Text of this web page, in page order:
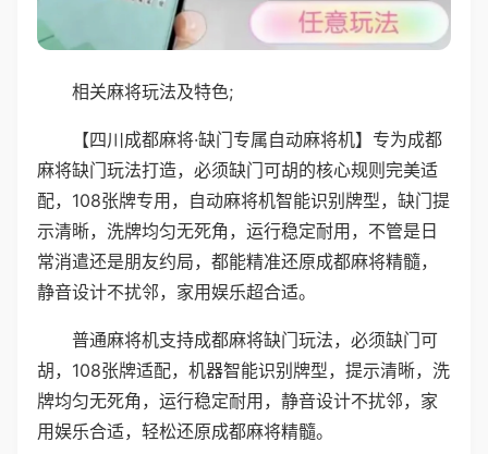
相关麻将玩法及特色;
【四川成都麻将·缺门专属自动麻将机】专为成都
麻将缺门玩法打造，必须缺门可胡的核心规则完美适
配，108张牌专用，自动麻将机智能识别牌型，缺门提
示清晰，洗牌均匀无死角，运行稳定耐用，不管是日
常消遣还是朋友约局，都能精准还原成都麻将精髓，
静音设计不扰邻，家用娱乐超合适。
普通麻将机支持成都麻将缺门玩法，必须缺门可
胡，108张牌适配，机器智能识别牌型，提示清晰，洗
牌均匀无死角，运行稳定耐用，静音设计不扰邻，家
用娱乐合适，轻松还原成都麻将精髓。